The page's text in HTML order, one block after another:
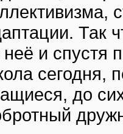
Так
неё и спустя
сегодня,
до